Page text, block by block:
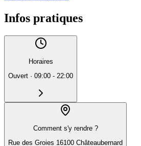
Infos pratiques
Horaires
Ouvert · 09:00 - 22:00
Comment s'y rendre ?
Rue des Groies 16100 Châteaubernard